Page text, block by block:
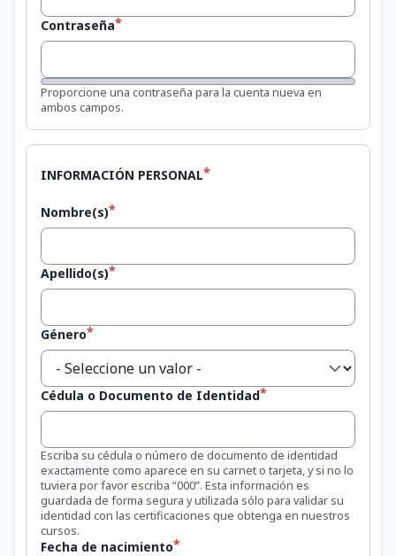
Contraseña
Fortaleza de la contraseña:
Proporcione una contraseña para la cuenta nueva en
ambos campos.
INFORMACIÓN PERSONAL
Nombre(s)
Apellido(s)
Género
Cédula o Documento de Identidad
Escriba su cédula o número de documento de identidad
exactamente como aparece en su carnet o tarjeta, y si no lo
tuviera por favor escriba “000”. Esta información es
guardada de forma segura y utilizada sólo para validar su
identidad con las certificaciones que obtenga en nuestros
cursos.
Fecha de nacimiento